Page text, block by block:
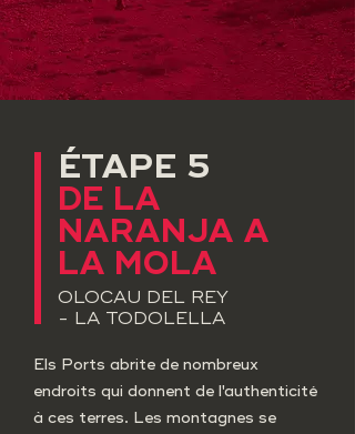
ÉTAPE 5
​DE LA
NARANJA A
LA MOLA
OLOCAU DEL REY
- LA TODOLELLA
Els Ports abrite de nombreux
endroits qui donnent de l'authenticité
à ces terres. Les montagnes se